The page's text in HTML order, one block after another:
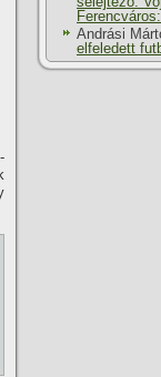
Andrási
elfeledett